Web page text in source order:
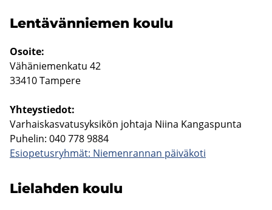
Len­tä­vän­nie­men koulu
Osoi­te:
Vä­hä­nie­men­ka­tu 42
33410 Tam­pe­re
Yh­teys­tie­dot:
Var­hais­kas­va­tusyk­si­kön joh­ta­ja Niina Kan­gas­pun­ta
Pu­he­lin: 040 778 9884
Esio­pe­tus­ryh­mät: Nie­men­ran­nan päi­vä­ko­ti
Lie­lah­den koulu